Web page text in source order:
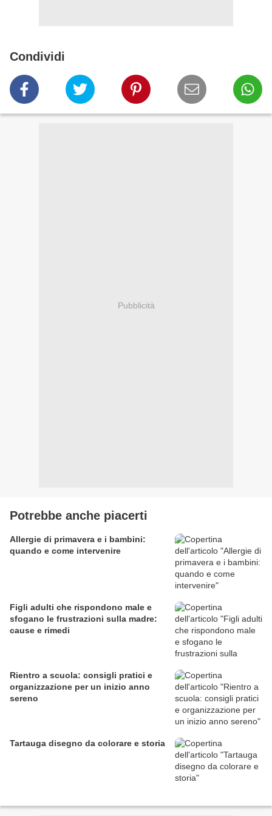
Condividi
Pubblicità
Potrebbe anche piacerti
Allergie di primavera e i bambini:
quando e come intervenire
Figli adulti che rispondono male e
sfogano le frustrazioni sulla madre:
cause e rimedi
Rientro a scuola: consigli pratici e
organizzazione per un inizio anno
sereno
Tartauga disegno da colorare e storia